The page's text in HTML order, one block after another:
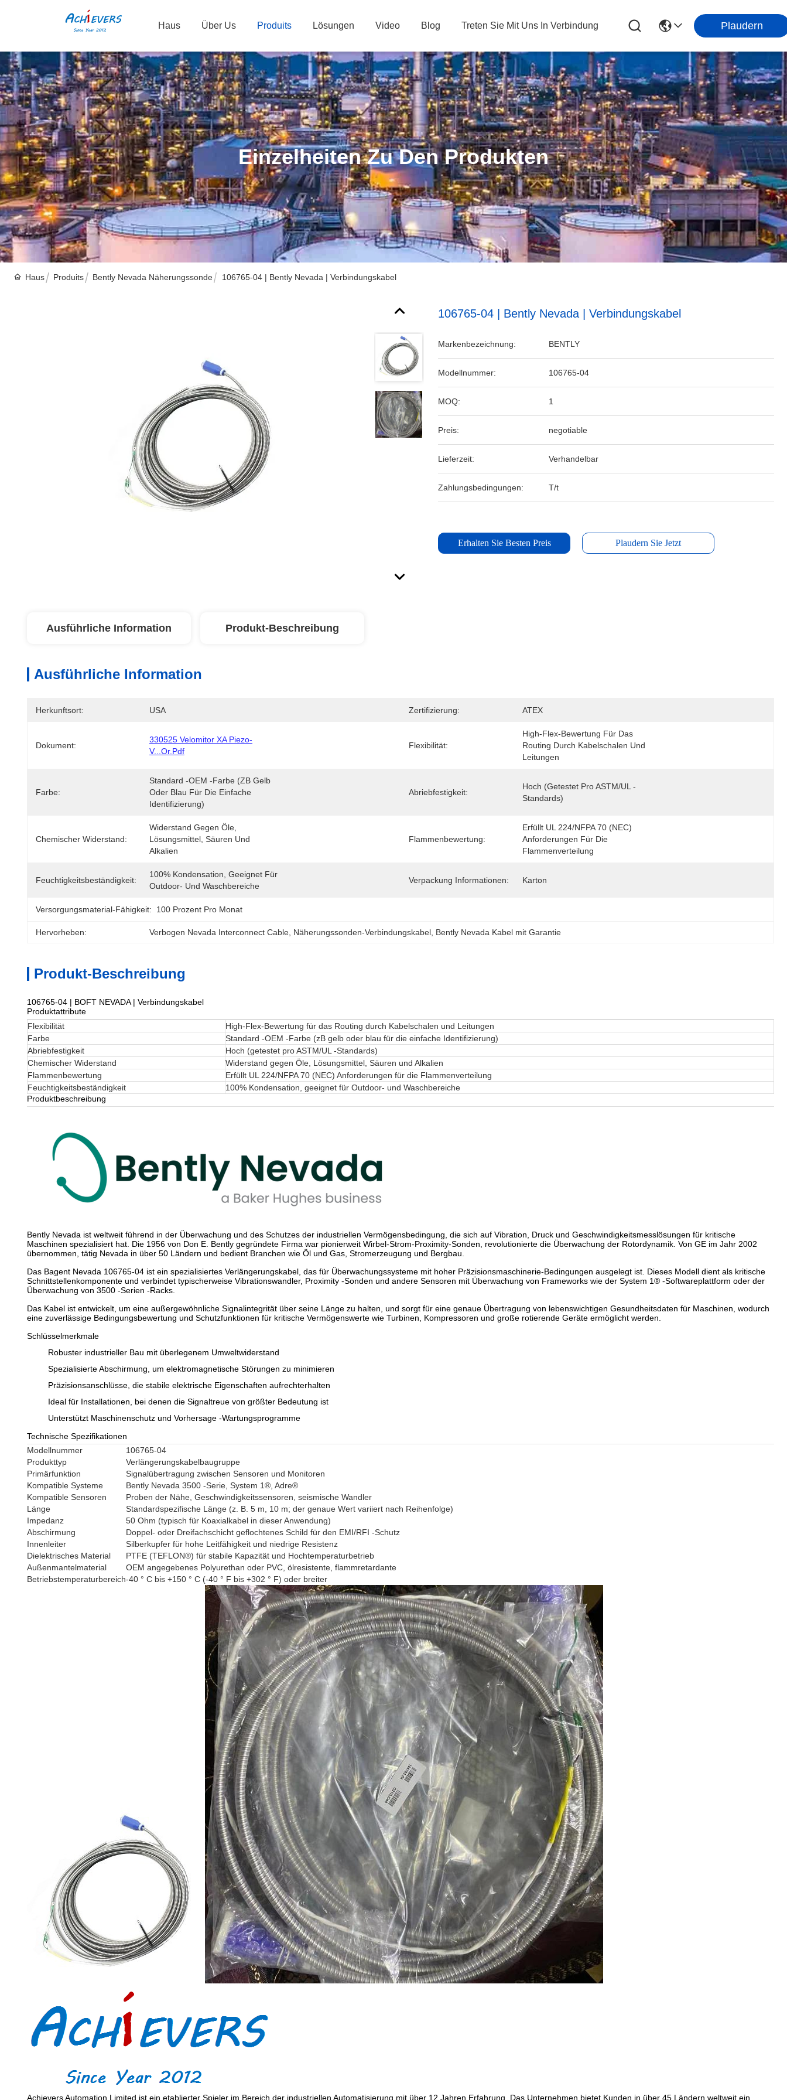
Haus Über Us Produits Lösungen Video Blog Treten Sie Mit Uns In Verbindung Plaudern
Einzelheiten Zu Den Produkten
Haus Produits Bently Nevada Näherungssonde 106765-04 | Bently Nevada | Verbindungskabel
106765-04 | Bently Nevada | Verbindungskabel
Markenbezeichnung: BENTLY
Modellnummer: 106765-04
MOQ: 1
Preis: negotiable
Lieferzeit: Verhandelbar
Zahlungsbedingungen: T/t
Erhalten Sie Besten Preis Plaudern Sie Jetzt
Ausführliche Information Produkt-Beschreibung
Ausführliche Information
Herkunftsort: USA Zertifizierung: ATEX
Dokument:
330525 Velomitor XA Piezo-
V...or.pdf
Flexibilität:
High-Flex-Bewertung Für Das
Routing Durch Kabelschalen Und
Leitungen
Farbe:
Standard -OEM -Farbe (zB Gelb
Oder Blau Für Die Einfache
Identifizierung)
Abriebfestigkeit:
Hoch (getestet Pro ASTM/UL -
Standards)
Chemischer Widerstand:
Widerstand Gegen Öle,
Lösungsmittel, Säuren Und
Alkalien
Flammenbewertung:
Erfüllt UL 224/NFPA 70 (NEC)
Anforderungen Für Die
Flammenverteilung
Feuchtigkeitsbeständigkeit:
100% Kondensation, Geeignet Für
Outdoor- Und Waschbereiche
Verpackung Informationen: Karton
Versorgungsmaterial-Fähigkeit: 100 Prozent Pro Monat
Hervorheben: Verbogen Nevada Interconnect Cable Näherungssonden-Verbindungskabel Bently Nevada Kabel mit Garantie
Produkt-Beschreibung
106765-04 | BOFT NEVADA | Verbindungskabel
Produktattribute
Flexibilität
High-Flex-Bewertung für das Routing durch Kabelschalen und Leitungen
Farbe
Standard -OEM -Farbe (zB gelb oder blau für die einfache Identifizierung)
Abriebfestigkeit
Hoch (getestet pro ASTM/UL -Standards)
Chemischer Widerstand
Widerstand gegen Öle, Lösungsmittel, Säuren und Alkalien
Flammenbewertung
Erfüllt UL 224/NFPA 70 (NEC) Anforderungen für die Flammenverteilung
Feuchtigkeitsbeständigkeit
100% Kondensation, geeignet für Outdoor- und Waschbereiche
Produktbeschreibung
Bently Nevada ist weltweit führend in der Überwachung und des Schutzes der industriellen Vermögensbedingung, die sich auf Vibration, Druck und Geschwindigkeitsmesslösungen für kritische
Maschinen spezialisiert hat. Die 1956 von Don E. Bently gegründete Firma war pionierweit Wirbel-Strom-Proximity-Sonden, revolutionierte die Überwachung der Rotordynamik. Von GE im Jahr 2002
übernommen, tätig Nevada in über 50 Ländern und bedient Branchen wie Öl und Gas, Stromerzeugung und Bergbau.
Das Bagent Nevada 106765-04 ist ein spezialisiertes Verlängerungskabel, das für Überwachungssysteme mit hoher Präzisionsmaschinerie-Bedingungen ausgelegt ist. Dieses Modell dient als kritische
Schnittstellenkomponente und verbindet typischerweise Vibrationswandler, Proximity -Sonden und andere Sensoren mit Überwachung von Frameworks wie der System 1® -Softwareplattform oder der
Überwachung von 3500 -Serien -Racks.
Das Kabel ist entwickelt, um eine außergewöhnliche Signalintegrität über seine Länge zu halten, und sorgt für eine genaue Übertragung von lebenswichtigen Gesundheitsdaten für Maschinen, wodurch
eine zuverlässige Bedingungsbewertung und Schutzfunktionen für kritische Vermögenswerte wie Turbinen, Kompressoren und große rotierende Geräte ermöglicht werden.
Schlüsselmerkmale
Robuster industrieller Bau mit überlegenem Umweltwiderstand
Spezialisierte Abschirmung, um elektromagnetische Störungen zu minimieren
Präzisionsanschlüsse, die stabile elektrische Eigenschaften aufrechterhalten
Ideal für Installationen, bei denen die Signaltreue von größter Bedeutung ist
Unterstützt Maschinenschutz und Vorhersage -Wartungsprogramme
Technische Spezifikationen
Modellnummer
106765-04
Produkttyp
Verlängerungskabelbaugruppe
Primärfunktion
Signalübertragung zwischen Sensoren und Monitoren
Kompatible Systeme
Bently Nevada 3500 -Serie, System 1®, Adre®
Kompatible Sensoren
Proben der Nähe, Geschwindigkeitssensoren, seismische Wandler
Länge
Standardspezifische Länge (z. B. 5 m, 10 m; der genaue Wert variiert nach Reihenfolge)
Impedanz
50 Ohm (typisch für Koaxialkabel in dieser Anwendung)
Abschirmung
Doppel- oder Dreifachschicht geflochtenes Schild für den EMI/RFI -Schutz
Innenleiter
Silberkupfer für hohe Leitfähigkeit und niedrige Resistenz
Dielektrisches Material
PTFE (TEFLON®) für stabile Kapazität und Hochtemperaturbetrieb
Außenmantelmaterial
OEM angegebenes Polyurethan oder PVC, ölresistente, flammretardante
Betriebstemperaturbereich-40 ° C bis +150 ° C (-40 ° F bis +302 ° F) oder breiter
Achievers Automation Limited ist ein etablierter Spieler im Bereich der industriellen Automatisierung mit über 12 Jahren Erfahrung. Das Unternehmen bietet Kunden in über 45 Ländern weltweit ein